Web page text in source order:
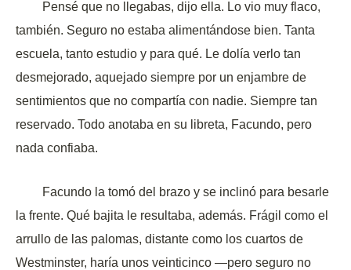
Pensé que no llegabas, dijo ella. Lo vio muy flaco,
también. Seguro no estaba alimentándose bien. Tanta
escuela, tanto estudio y para qué. Le dolía verlo tan
desmejorado, aquejado siempre por un enjambre de
sentimientos que no compartía con nadie. Siempre tan
reservado. Todo anotaba en su libreta, Facundo, pero
nada confiaba.
Facundo la tomó del brazo y se inclinó para besarle
la frente. Qué bajita le resultaba, además. Frágil como el
arrullo de las palomas, distante como los cuartos de
Westminster, haría unos veinticinco —pero seguro no